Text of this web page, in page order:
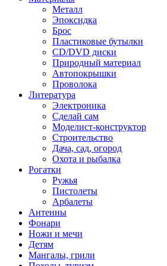
Металл
Эпоксидка
Брос
Пластиковые бутылки
CD/DVD диски
Природный материал
Автопокрышки
Проволока
Литература
Электроника
Сделай сам
Моделист-конструктор
Строительство
Дача, сад, огород
Охота и рыбалка
Рогатки
Ружья
Пистолеты
Арбалеты
Антенны
Фонари
Ножи и мечи
Детям
Мангалы, грили